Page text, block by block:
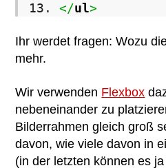
</ul>
Ihr werdet fragen: Wozu
mehr.
Wir verwenden Flexbox
nebeneinander zu
Bilderrahmen gleich groß
davon, wie viele davon in
(in der letzten können es